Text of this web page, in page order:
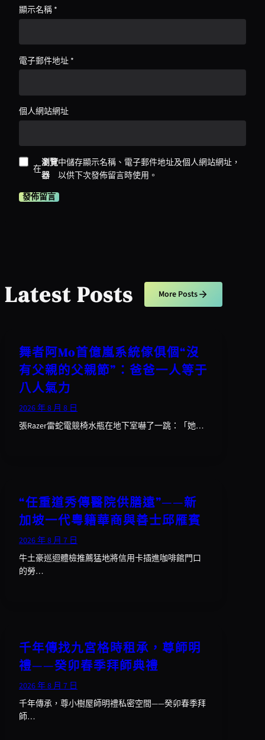
顯示名稱 *
電子郵件地址 *
個人網站網址
在
瀏覽
器
中儲存顯示名稱、電子郵件地址及個人網站網址，
以供下次發佈留言時使用。
Latest Posts More Posts
舞者阿Mo首億嵐系統傢俱個“沒
有父親的父親節”：爸爸一人等于
八人氣力
2026 年 8 月 8 日
張Razer雷蛇電競椅水瓶在地下室嚇了一跳：「她…
“任重道秀傳醫院供膳遠”——新
加坡一代粵籍華商與善士邱雁賓
2026 年 8 月 7 日
牛土豪巡迴體檢推薦猛地將信用卡插進咖啡館門口
的勞…
千年傳找九宮格時租承，尊師明
禮——癸卯春季拜師典禮
2026 年 8 月 7 日
千年傳承，尊小樹屋師明禮私密空間——癸卯春季拜
師…